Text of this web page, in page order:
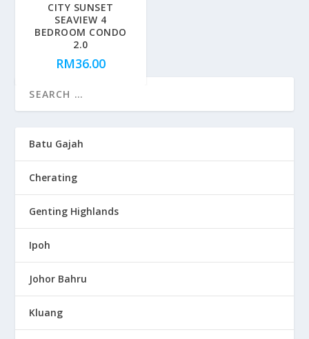
CITY SUNSET
SEAVIEW 4
BEDROOM CONDO
2.0
RM36.00
Batu Gajah
Cherating
Genting Highlands
Ipoh
Johor Bahru
Kluang